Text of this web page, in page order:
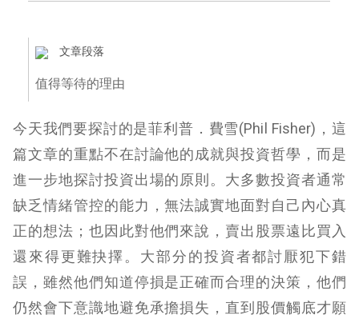
文章段落
值得等待的理由
今天我們要探討的是菲利普．費雪(Phil Fisher)，這
篇文章的重點不在討論他的成就與投資哲學，而是
進一步地探討投資出場的原則。大多數投資者通常
缺乏情緒管控的能力，無法誠實地面對自己內心真
正的想法；也因此對他們來說，賣出股票遠比買入
還來得更難抉擇。大部分的投資者都討厭犯下錯
誤，雖然他們知道停損是正確而合理的決策，他們
仍然會下意識地避免承擔損失，直到股價觸底才願